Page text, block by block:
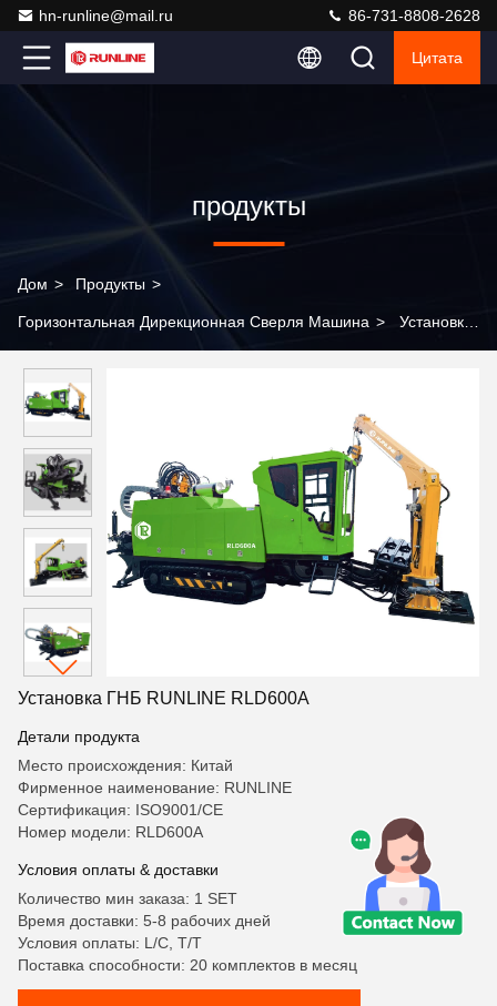
hn-runline@mail.ru 86-731-8808-2628
Цитата
продукты
Дом > Продукты >
Горизонтальная Дирекционная Сверля Машина > Установка
Установка ГНБ RUNLINE RLD600A
Детали продукта
Место происхождения: Китай
Фирменное наименование: RUNLINE
Сертификация: ISO9001/CE
Номер модели: RLD600A
Условия оплаты & доставки
Количество мин заказа: 1 SET
Время доставки: 5-8 рабочих дней
Условия оплаты: L/C, T/T
Поставка способности: 20 комплектов в месяц